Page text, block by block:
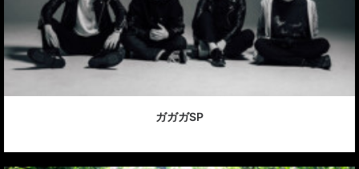
ガガガSP